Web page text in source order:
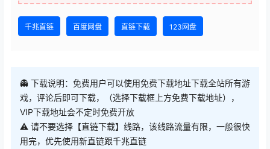
千兆直链 百度网盘 直链下载 123网盘
👻 下载说明：免费用户可以使用免费下载地址下载全站所有游
戏，评论后即可下载，（选择下载框上方免费下载地址），
VIP下载地址会不定时免费开放
⚠ 请不要选择【直链下载】线路，该线路流量有限，一般很快
用完，优先使用新直链跟千兆直链